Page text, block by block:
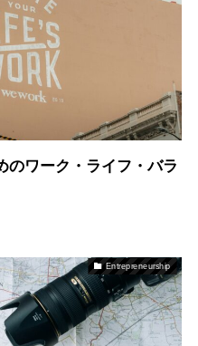
のワーク・ライフ・バラ
Entrepreneurship